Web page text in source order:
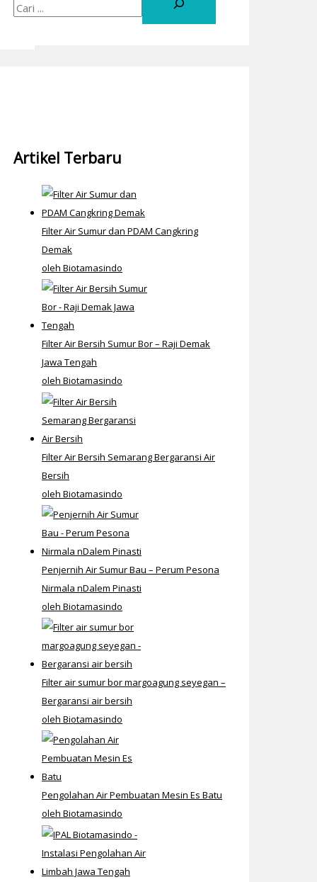
Artikel Terbaru
Filter Air Sumur dan PDAM Cangkring
Demak
oleh Biotamasindo
Filter Air Bersih Sumur Bor – Raji Demak
Jawa Tengah
oleh Biotamasindo
Filter Air Bersih Semarang Bergaransi Air
Bersih
oleh Biotamasindo
Penjernih Air Sumur Bau – Perum Pesona
Nirmala nDalem Pinasti
oleh Biotamasindo
Filter air sumur bor margoagung seyegan –
Bergaransi air bersih
oleh Biotamasindo
Pengolahan Air Pembuatan Mesin Es Batu
oleh Biotamasindo